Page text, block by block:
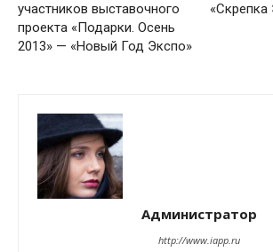
участников выставочного
проекта «Подарки. Осень
2013» — «Новый Год Экспо»
«Скрепка
Администратор
http://www.iapp.ru